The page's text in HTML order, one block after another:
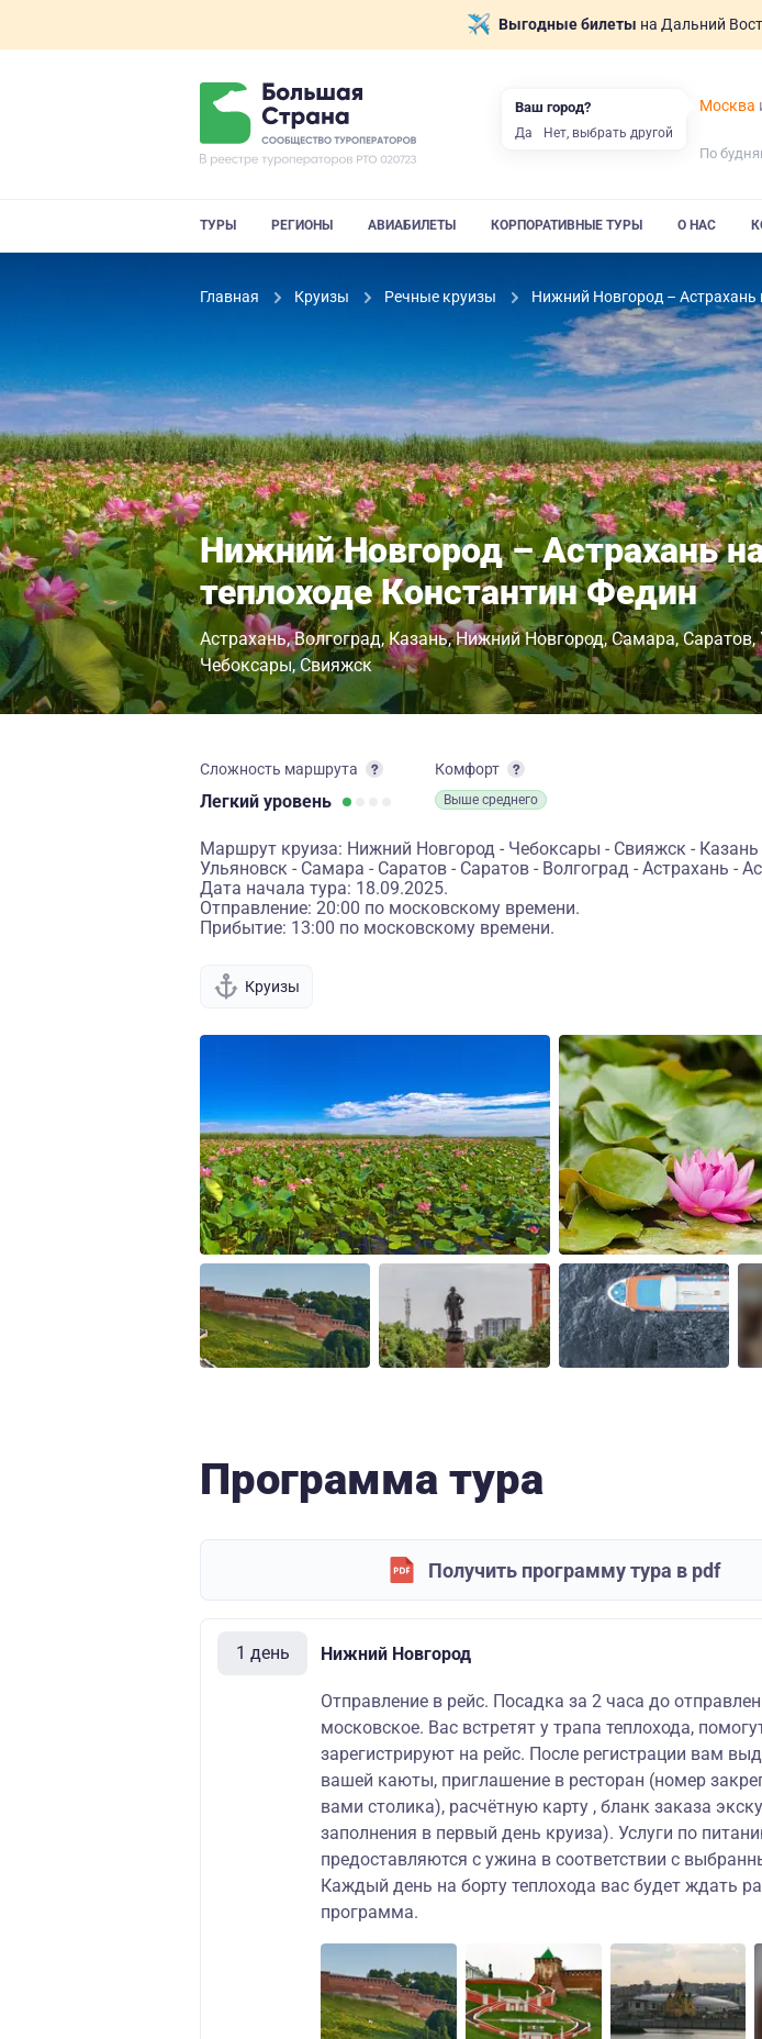
Выгодные билеты на Дальний
Москва
По
ТУРЫ РЕГИОНЫ АВИАБИЛЕТЫ КОРПОРАТИВНЫЕ ТУРЫ О НАС
Главная Круизы Речные круизы Нижний Новгород – Астрахань
Нижний Новгород – Астрахань
теплоходе Константин Федин
Астрахань Волгоград Казань Нижний Новгород Самара Саратов
Чебоксары Свияжск
Сложность маршрута
Легкий уровень
Комфорт
Выше среднего
Маршрут круиза: Нижний Новгород - Чебоксары - Свияжск - Казань
Ульяновск - Самара - Саратов - Саратов - Волгоград - Астрахань -
Дата начала тура: 18.09.2025.
Отправление: 20:00 по московскому времени.
Прибытие: 13:00 по московскому времени.
Круизы
Программа тура
Получить программу тура в pdf
1 день Нижний Новгород
Отправление в рейс. Посадка за 2 часа до
московское. Вас встретят у трапа теплохода,
зарегистрируют на рейс. После регистрации вам
вашей каюты, приглашение в ресторан (номер
вами столика), расчётную карту , бланк заказа
заполнения в первый день круиза). Услуги по
предоставляются с ужина в соответствии с
Каждый день на борту теплохода вас будет ждать
программа.
Ваш город?
Да Нет, выбрать другой